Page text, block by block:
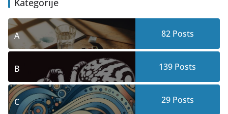
A 82Posts
B 139 Posts
C 29Posts